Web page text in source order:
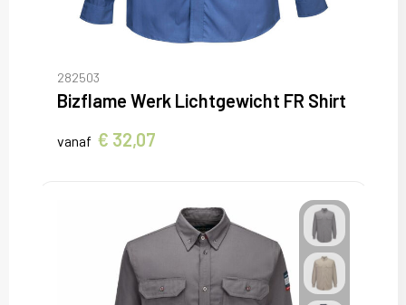
282503
Bizflame Werk Lichtgewicht FR Shirt
vanaf € 32,07